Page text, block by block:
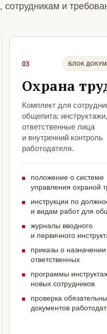
и
03 БЛОК
Охрана
Комплект для
общепита: инструктажи,
ответственные лица
и внутренний контроль
работодателя.
положение о системе
управления охраной
инструкции по
и видам работ для
журналы вводного
и первичного
приказы о назначении
ответственных
программы
новых сотрудников
проверка
документов